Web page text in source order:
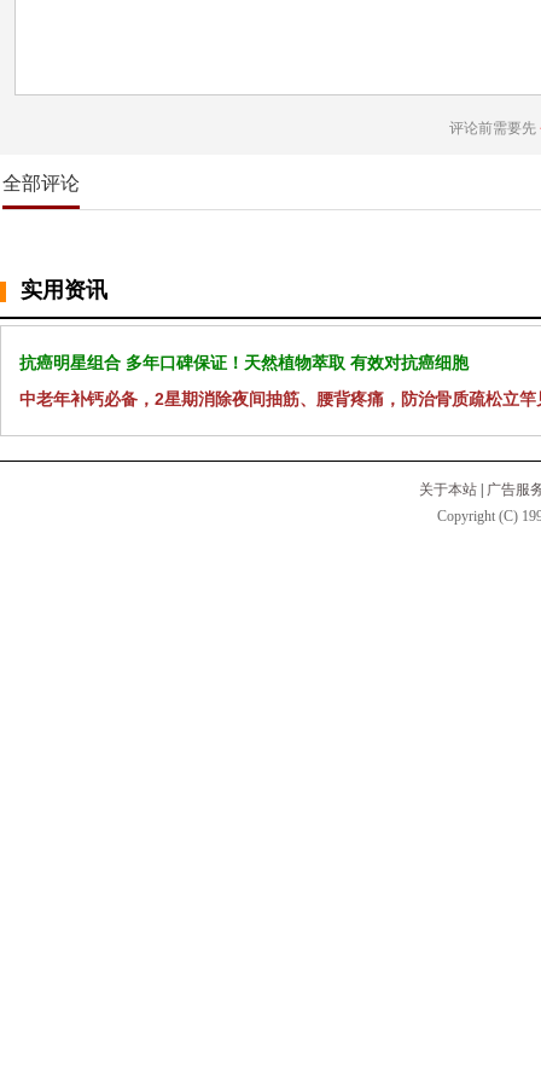
评论前需要先
全部评论
实用资讯
抗癌明星组合 多年口碑保证！天然植物萃取 有效对抗癌细胞
中老年补钙必备，2星期消除夜间抽筋、腰背疼痛，防治骨质疏松立竿
关于本站
广告服
Copyright (C)